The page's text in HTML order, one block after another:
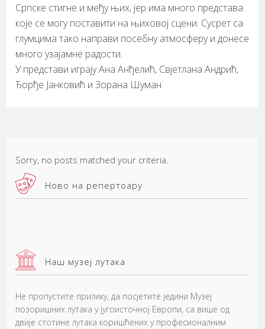
Српске стигне и међу њих, јер има много представа
које се могу поставити на њиховој сцени. Сусрет са
глумцима тако направи посебну атмосферу и донесе
много узајамне радости.
​У представи играју Ана Анђелић, Свјетлана Андрић,
Ђорђе Јанковић и Зорана Шуман.
Sorry, no posts matched your criteria.
Ново на репертоару
Наш музеј лутака
Не пропустите прилику, да посјетите једини Музеј
позоришних лутака у југоисточној Европи, са више од
двије стотине лутака коришћених у професионалним